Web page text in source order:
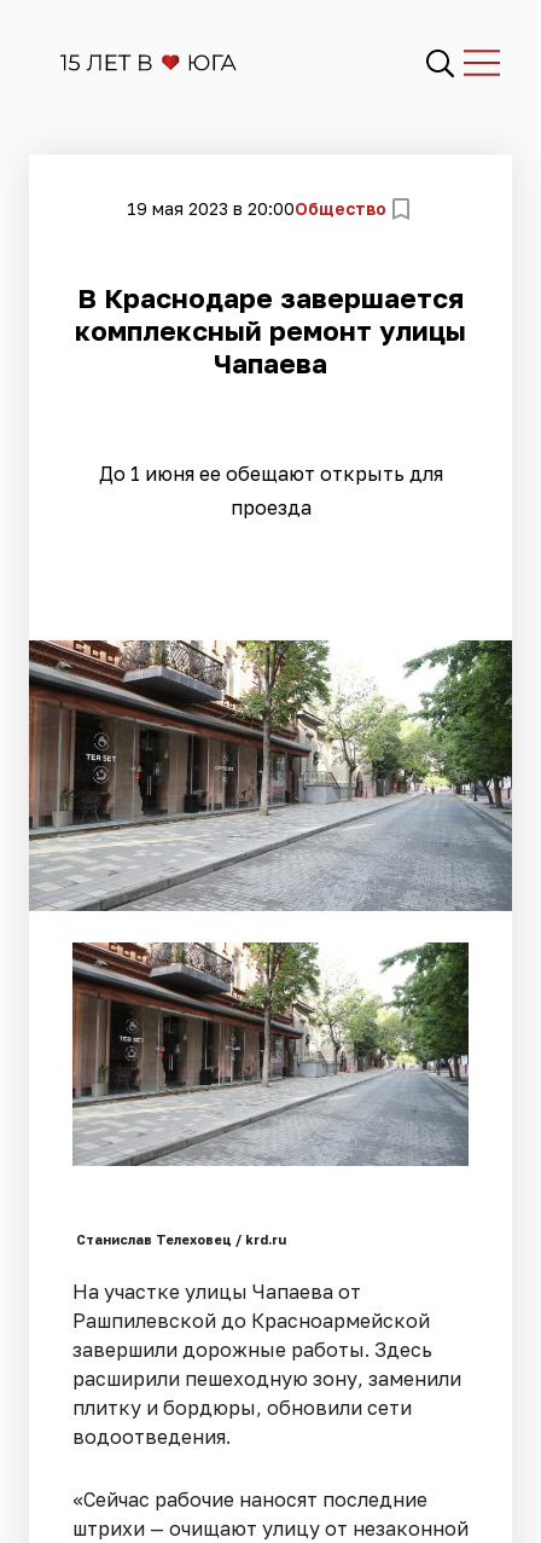
19 мая 2023 в 20:00Общество
В Краснодаре завершается
комплексный ремонт улицы
Чапаева
До 1 июня ее обещают открыть для
проезда
Станислав Телеховец / krd.ru
На участке улицы Чапаева от
Рашпилевской до Красноармейской
завершили дорожные работы. Здесь
расширили пешеходную зону, заменили
плитку и бордюры, обновили сети
водоотведения.
«Сейчас рабочие наносят последние
штрихи — очищают улицу от незаконной